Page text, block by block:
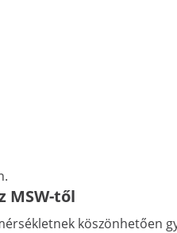
gyorsan
Helyezze a dízel
MSW-től
köszönhetően